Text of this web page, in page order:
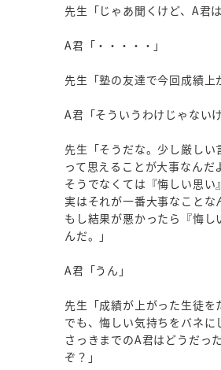
先生「じゃあ聞くけど、A君
A君「・・・・・」
先生「塾の友達で今回成績上
A君「そういうわけじゃない
先生「そうだな。少し厳し
って思えることが大事なんだ
そうでなくては『悔しい思い
実はそれが一番大事なことな
もし結果が悪かったら『悔
んだ。」
A君「うん」
先生「成績が上がった生徒を
でも、悔しい気持ちをバネに
さっきまでのA君はどうだっ
ぞ？」